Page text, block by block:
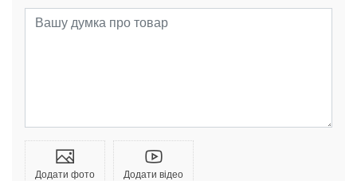
Додати фото Додати відео